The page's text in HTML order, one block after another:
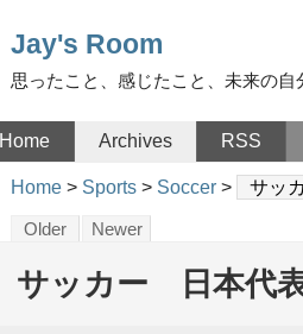
Jay's Room
思ったこと、感じたこと、未来の
Home Archives RSS
Home > Sports > Soccer > サッ
Older Newer
サッカー 日本代